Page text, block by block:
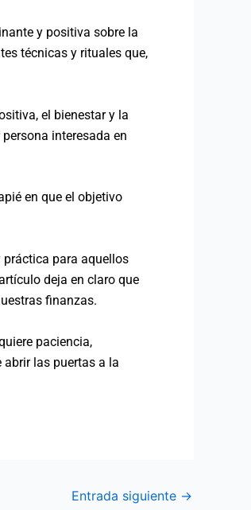
y positiva sobre la
técnicas y rituales que,
el bienestar y la
interesada en
en que el objetivo
para aquellos
deja en claro que
finanzas.
paciencia,
las puertas a la
Entrada siguiente →